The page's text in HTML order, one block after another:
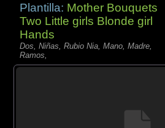
Plantilla: Mother Bouquets
Two Little girls Blonde girl
Hands
Dos, Niñas, Rubio Nia, Mano, Madre,
Ramos,